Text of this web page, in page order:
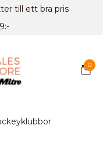
till ett bra pris
0